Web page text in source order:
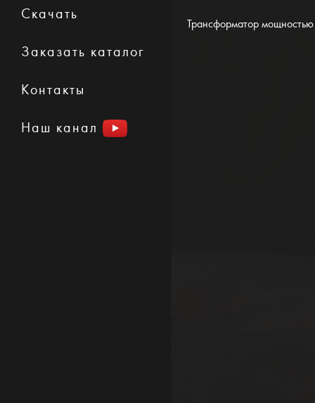
Трансформатор
Скачать
Заказать каталог
Контакты
Наш канал